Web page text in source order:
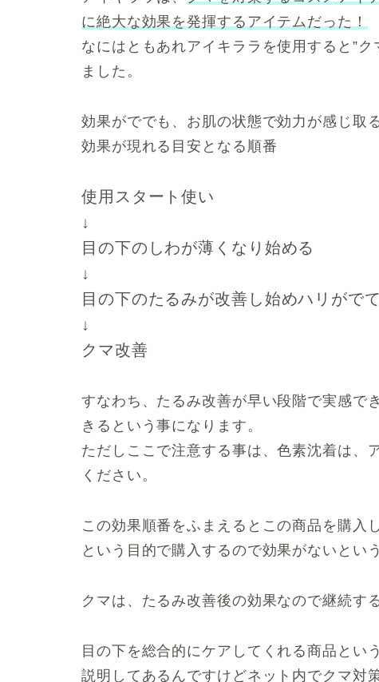
に絶大な効果を発揮するアイテムだった！
なにはともあれアイキララを使用すると”
ました。
効果がででも、お肌の状態で効力が感じ取
効果が現れる目安となる順番
使用スタート使い
↓
目の下のしわが薄くなり始める
↓
目の下のたるみが改善し始めハリがで
↓
クマ改善
すなわち、たるみ改善が早い段階で実感で
きるという事になります。
ただしここで注意する事は、色素沈着は、
ください。
この効果順番をふまえるとこの商品を購入
という目的で購入するので効果がないとい
クマは、たるみ改善後の効果なので継続す
目の下を総合的にケアしてくれる商品とい
説明してあるんですけどネット内でクマ対